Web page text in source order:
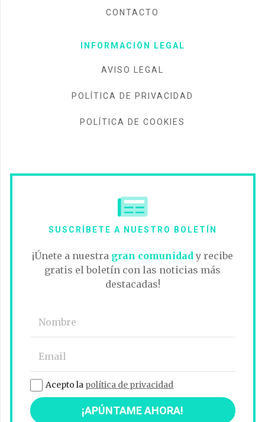
CONTACTO
INFORMACIÓN LEGAL
AVISO LEGAL
POLÍTICA DE PRIVACIDAD
POLÍTICA DE COOKIES
SUSCRÍBETE A NUESTRO BOLETÍN
¡Únete a nuestra gran comunidady recibe
gratis el boletín con las noticias más
destacadas!
Acepto la política de privacidad